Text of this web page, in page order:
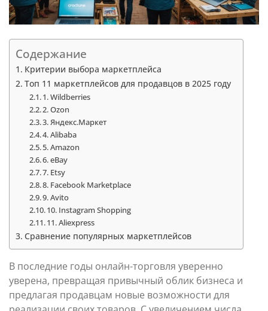
Содержание
Критерии выбора маркетплейса
Топ 11 маркетплейсов для продавцов в 2025 году
1. Wildberries
2. Ozon
3. Яндекс.Маркет
4. Alibaba
5. Amazon
6. eBay
7. Etsy
8. Facebook Marketplace
9. Avito
10. Instagram Shopping
11. Aliexpress
Сравнение популярных маркетплейсов
В последние годы онлайн-торговля уверенно
уверена, превращая привычный облик бизнеса и
предлагая продавцам новые возможности для